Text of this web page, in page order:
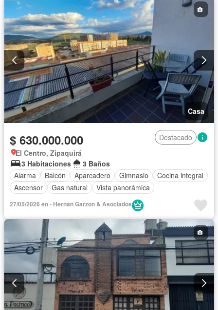
Casa
$ 630.000.000
Destacado
El Centro, Zipaquirá
3 Habitaciones
3 Baños
Alarma
Balcón Aparcadero Gimnasio
Cocina integral
Ascensor
Gas natural Vista panorámica
27/05/2026 en - Hernan Garzon & Asociados